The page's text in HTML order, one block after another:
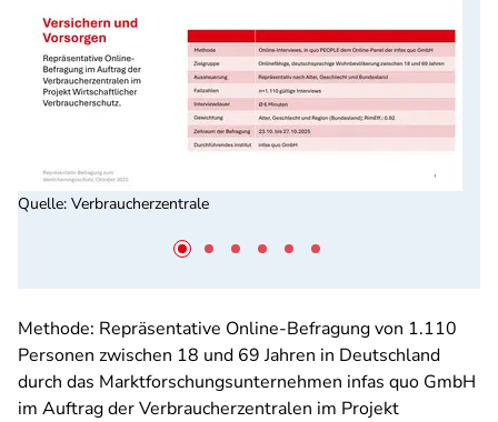
Quelle: Verbraucherzentrale
Methode: Repräsentative Online-Befragung von 1.110
Personen zwischen 18 und 69 Jahren in Deutschland
durch das Marktforschungsunternehmen infas quo GmbH
im Auftrag der Verbraucherzentralen im Projekt